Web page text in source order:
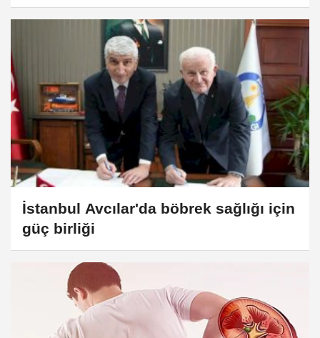
İstanbul Avcılar'da böbrek sağlığı için
güç birliği